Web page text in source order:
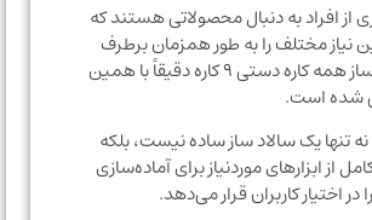
به دنبال محصولاتی هستند که
مختلف را به طور همزمان برطرف
کنند. سالاد ساز همه کاره دستی ۹ کاره دقیقاً با همین
است.
یک سالاد ساز ساده نیست، بلکه
موردنیاز برای آماده‌سازی
کاربران قرار می‌دهد.